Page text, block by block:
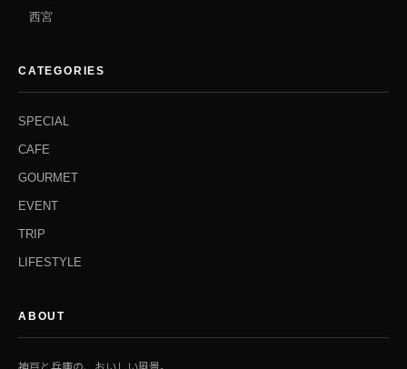
西宮
CATEGORIES
SPECIAL
CAFE
GOURMET
EVENT
TRIP
LIFESTYLE
ABOUT
神戸と兵庫の、おいしい風景。